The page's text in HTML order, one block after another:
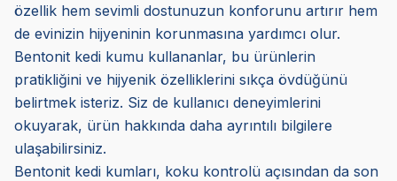
özellik hem sevimli dostunuzun konforunu artırır hem
de evinizin hijyeninin korunmasına yardımcı olur.
Bentonit kedi kumu kullananlar, bu ürünlerin
pratikliğini ve hijyenik özelliklerini sıkça övdüğünü
belirtmek isteriz. Siz de kullanıcı deneyimlerini
okuyarak, ürün hakkında daha ayrıntılı bilgilere
ulaşabilirsiniz.
Bentonit kedi kumları, koku kontrolü açısından da son